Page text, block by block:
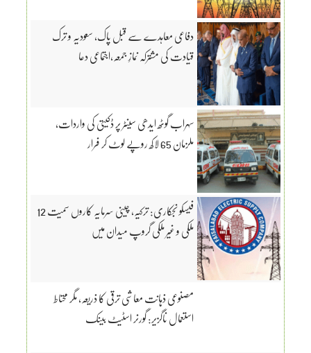
دفاعی معاہدے سے قبل پاک، سعودیہ و ترک
قیادت کی مشترکہ نمازِ جمعہ،اجتماعی دعا
سہراب گوٹھ ایدھی سینٹر پر ڈکیتی کی واردات،
ملزمان 65 لاکھ روپے لوٹ کر فرار
فیسکو نجکاری: ترکیہ، چینی سرمایہ کاروں سمیت 12
ملکی و غیر ملکی گروپ میدان میں
مصنوعی ذہانت معاشی ترقی کا ذریعہ، مگر محتاط
استعمال ناگزیر: گورنر اسٹیٹ بینک